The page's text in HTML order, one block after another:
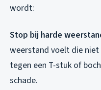
wordt:
Stop bij harde
weerstand voelt die
tegen een T-stuk of
schade.